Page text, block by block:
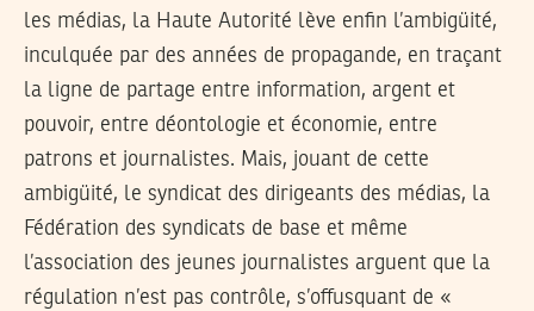
les médias, la Haute Autorité lève enfin l’ambigüité,
inculquée par des années de propagande, en traçant
la ligne de partage entre information, argent et
pouvoir, entre déontologie et économie, entre
patrons et journalistes. Mais, jouant de cette
ambigüité, le syndicat des dirigeants des médias, la
Fédération des syndicats de base et même
l’association des jeunes journalistes arguent que la
régulation n’est pas contrôle, s’offusquant de «